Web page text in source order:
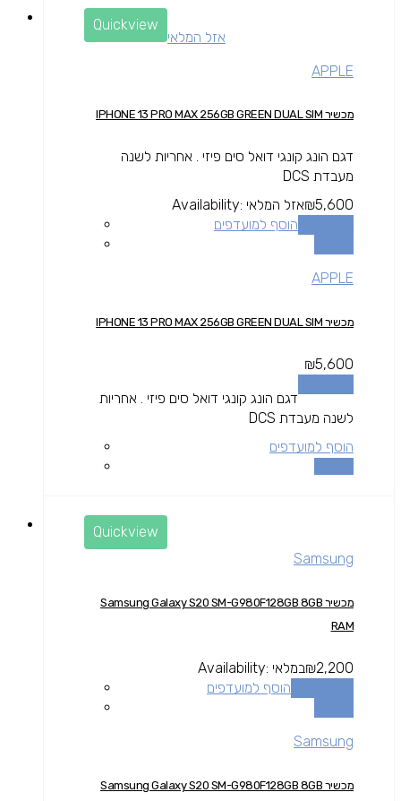
Quickview
אזל המלאי
APPLE
מכשיר IPHONE 13 PRO MAX 256GB GREEN DUAL SIM
דגם הונג קונגי דואל סים פיזי . אחריות לשנה
מעבדת DCS
₪5,600
Availability: אזל המלאי
הוסף למועדפים
APPLE
מכשיר IPHONE 13 PRO MAX 256GB GREEN DUAL SIM
₪5,600
דגם הונג קונגי דואל סים פיזי . אחריות
לשנה מעבדת DCS
הוסף למועדפים
Quickview
Samsung
מכשיר Samsung Galaxy S20 SM-G980F128GB 8GB
RAM
₪2,200
Availability: במלאי
הוסף למועדפים
Samsung
מכשיר Samsung Galaxy S20 SM-G980F128GB 8GB